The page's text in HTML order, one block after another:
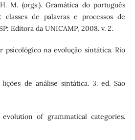
M. (orgs.). Gramática do português
de palavras e processos de
Editora da UNICAMP, 2008. v. 2.
psicológico na evolução sintática. Rio
de análise sintática. 3. ed. São
evolution of grammatical categories.